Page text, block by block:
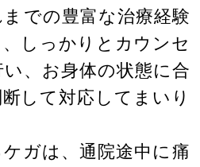
での豊富な治療経験
しっかりとカウンセ
、お身体の状態に合
して対応してまいり
ガは、通院途中に痛